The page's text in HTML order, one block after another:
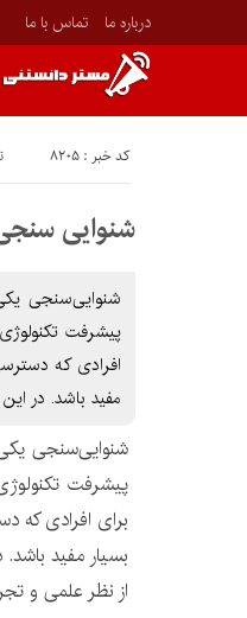
درباره ما تماس با ما
کد خبر : 8205
شنوایی
شنوایی‌سنجی
پیشرفت
افرادی که
مفید باشد. در
شنوایی‌سنجی
پیشرفت
برای افرادی که
بسیار مفید
از نظر علمی و